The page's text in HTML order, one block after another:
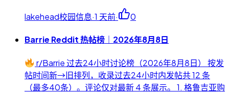
lakehead校园信息·1 天前· 0
Barrie Reddit 热帖榜｜2026年8月8日
r/Barrie 过去24小时讨论榜（2026年8月8日） 按发
帖时间新→旧排列，收录过去24小时内发帖共 12 条
（最多40条）。评论仅对最新 4 条展示。 1. 格鲁吉亚购